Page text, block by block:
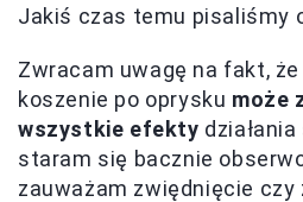
Jakiś czas temu pisaliśmy
Zwracam uwagę na fakt,
koszenie po oprysku może
wszystkie efekty
staram się bacznie
zauważam zwiędnięcie czy